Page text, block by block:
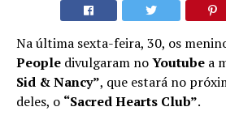
Na última sexta-feira, 30, os
People divulgaram noYoutube a
Sid &Nancy”, que estará no
deles, o “Sacred Hearts Club”.